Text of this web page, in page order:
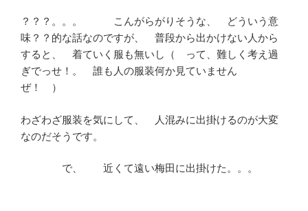
？？？。。。 こんがらがりそうな、 どういう意
味？？的な話なのですが、 普段から出かけない人から
すると、 着ていく服も無いし（ って、難しく考え過
ぎでっせ！。 誰も人の服装何か見ていません
ぜ！ ）
わざわざ服装を気にして、 人混みに出掛けるのが大変
なのだそうです。
で、 近くて遠い梅田に出掛けた。。。